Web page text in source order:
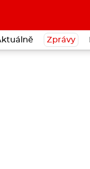
Zprávy